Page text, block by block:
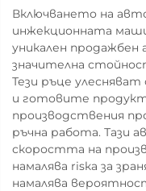
Включването на
инжекционната
уникален
значителна
Тези ръце
и готовите
производствения
ръчна работа. Тази
скоростта на
намалява risка за
намалява